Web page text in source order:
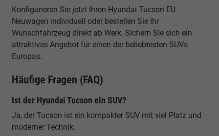
Konfigurieren Sie jetzt Ihren Hyundai Tucson EU
Neuwagen individuell oder bestellen Sie Ihr
Wunschfahrzeug direkt ab Werk. Sichern Sie sich ein
attraktives Angebot für einen der beliebtesten SUVs
Europas.
Häufige Fragen (FAQ)
Ist der Hyundai Tucson ein SUV?
Ja, der Tucson ist ein kompakter SUV mit viel Platz und
moderner Technik.